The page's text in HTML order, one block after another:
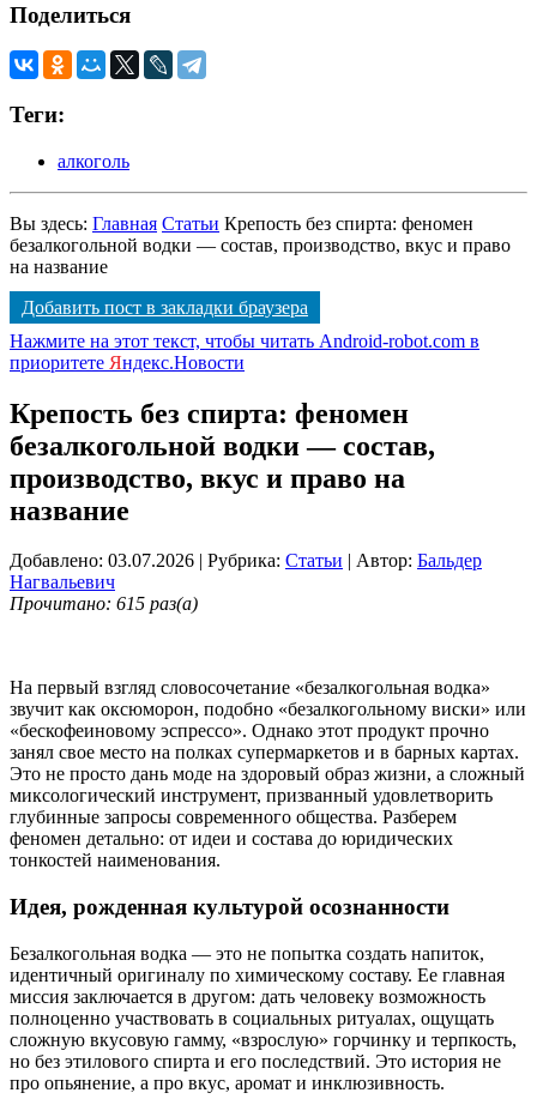
Поделиться
Теги:
алкоголь
Вы здесь: Главная Статьи Крепость без спирта: феномен
безалкогольной водки — состав, производство, вкус и право
на название
Добавить пост в закладки браузера
Нажмите на этот текст, чтобы читать Android-robot.com в
приоритете Яндекс.Новости
Крепость без спирта: феномен
безалкогольной водки — состав,
производство, вкус и право на
название
Добавлено: 03.07.2026 | Рубрика: Статьи | Автор: Бальдер
Нагвальевич
Прочитано: 615 раз(а)
На первый взгляд словосочетание «безалкогольная водка»
звучит как оксюморон, подобно «безалкогольному виски» или
«бескофеиновому эспрессо». Однако этот продукт прочно
занял свое место на полках супермаркетов и в барных картах.
Это не просто дань моде на здоровый образ жизни, а сложный
миксологический инструмент, призванный удовлетворить
глубинные запросы современного общества. Разберем
феномен детально: от идеи и состава до юридических
тонкостей наименования.
Идея, рожденная культурой осознанности
Безалкогольная водка — это не попытка создать напиток,
идентичный оригиналу по химическому составу. Ее главная
миссия заключается в другом: дать человеку возможность
полноценно участвовать в социальных ритуалах, ощущать
сложную вкусовую гамму, «взрослую» горчинку и терпкость,
но без этилового спирта и его последствий. Это история не
про опьянение, а про вкус, аромат и инклюзивность.